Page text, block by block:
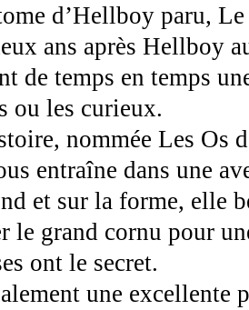
d’Hellboy paru,
ans après Hellboy
de temps en temps
ou les curieux.
nommée Les Os
entraîne dans une
et sur la forme, elle
le grand cornu pour
ont le secret.
une excellente